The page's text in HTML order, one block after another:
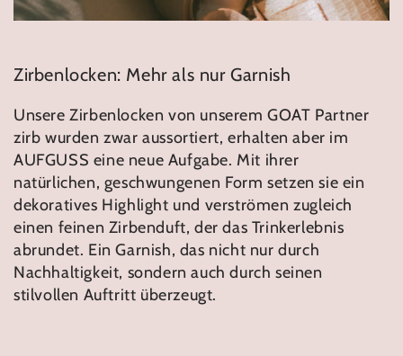
Zirbenlocken: Mehr als nur Garnish
Unsere Zirbenlocken von unserem GOAT Partner
zirb wurden zwar aussortiert, erhalten aber im
AUFGUSS eine neue Aufgabe. Mit ihrer
natürlichen, geschwungenen Form setzen sie ein
dekoratives Highlight und verströmen zugleich
einen feinen Zirbenduft, der das Trinkerlebnis
abrundet. Ein Garnish, das nicht nur durch
Nachhaltigkeit, sondern auch durch seinen
stilvollen Auftritt überzeugt.